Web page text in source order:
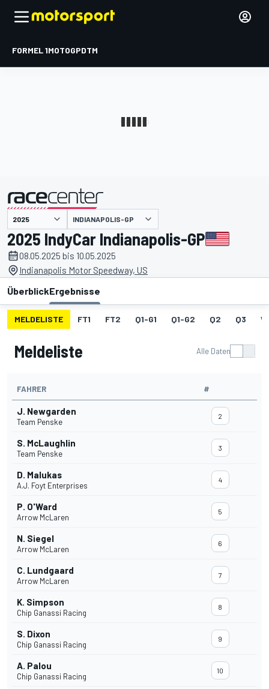
FORMEL 1MOTOGPDTM
INDIANAPOLIS-GP
2025 IndyCar Indianapolis-GP
08.05.2025 bis 10.05.2025
Indianapolis Motor Speedway, US
ÜberblickErgebnisse
MELDELISTE FT1 FT2 Q1-G1 Q1-G2 Q2 Q3
Meldeliste Alle Daten
FAHRER #
J. Newgarden
Team Penske
2
S. McLaughlin
Team Penske
3
D. Malukas
A.J. Foyt Enterprises
4
P. O'Ward
Arrow McLaren
5
N. Siegel
Arrow McLaren
6
C. Lundgaard
Arrow McLaren
7
K. Simpson
Chip Ganassi Racing
8
S. Dixon
Chip Ganassi Racing
9
A. Palou
Chip Ganassi Racing
10